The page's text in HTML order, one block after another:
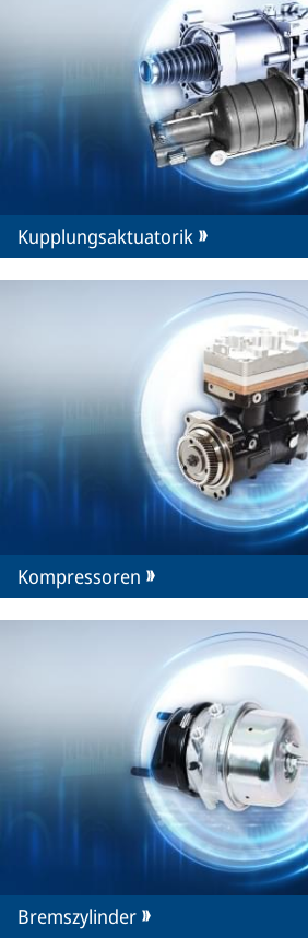
Kupplungsaktuatorik
Kompressoren
Bremszylinder